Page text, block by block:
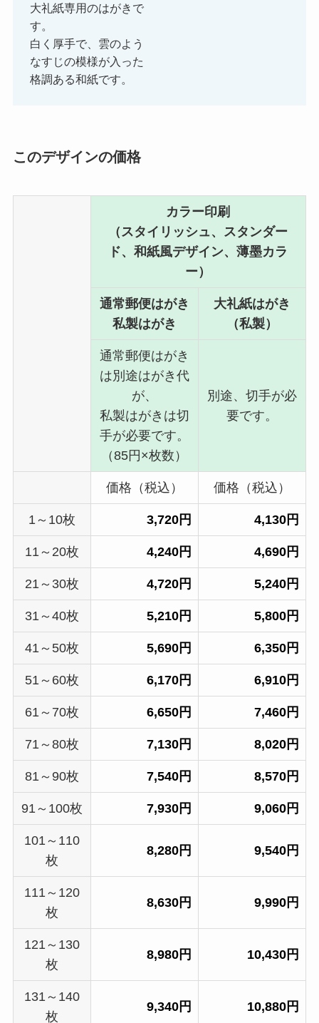
大礼紙専用のはがきで
す。
白く厚手で、雲のよう
なすじの模様が入った
格調ある和紙です。
このデザインの価格
カラー印刷
（スタイリッシュ、スタンダー
ド、和紙風デザイン、薄墨カラ
ー）
通常郵便はがき
私製はがき
大礼紙はがき
（私製）
通常郵便はがき
は別途はがき代
が、
私製はがきは切
手が必要です。
（85円×枚数）
別途、切手が必
要です。
価格（税込） 価格（税込）
1～10枚 3,720円 4,130円
11～20枚 4,240円 4,690円
21～30枚 4,720円 5,240円
31～40枚 5,210円 5,800円
41～50枚 5,690円 6,350円
51～60枚 6,170円 6,910円
61～70枚 6,650円 7,460円
71～80枚 7,130円 8,020円
81～90枚 7,540円 8,570円
91～100枚 7,930円 9,060円
101～110
枚
8,280円 9,540円
111～120
枚
8,630円 9,990円
121～130
枚
8,980円 10,430円
131～140
枚
9,340円 10,880円